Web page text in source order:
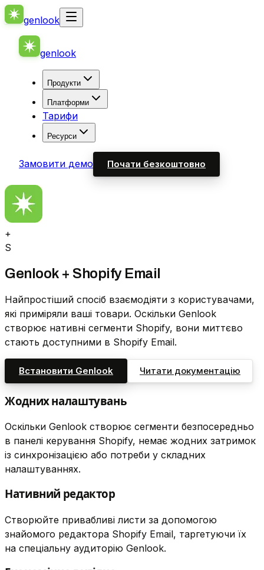
genlook
genlook
Продукти
Платформи
Тарифи
Ресурси
Замовити демо Почати безкоштовно
+
S
Genlook + Shopify Email
Найпростіший спосіб взаємодіяти з користувачами,
які приміряли ваші товари. Оскільки Genlook
створює нативні сегменти Shopify, вони миттєво
стають доступними в Shopify Email.
Встановити Genlook Читати документацію
Жодних налаштувань
Оскільки Genlook створює сегменти безпосередньо
в панелі керування Shopify, немає жодних затримок
із синхронізацією або потреби у складних
налаштуваннях.
Нативний редактор
Створюйте привабливі листи за допомогою
знайомого редактора Shopify Email, таргетуючи їх
на спеціальну аудиторію Genlook.